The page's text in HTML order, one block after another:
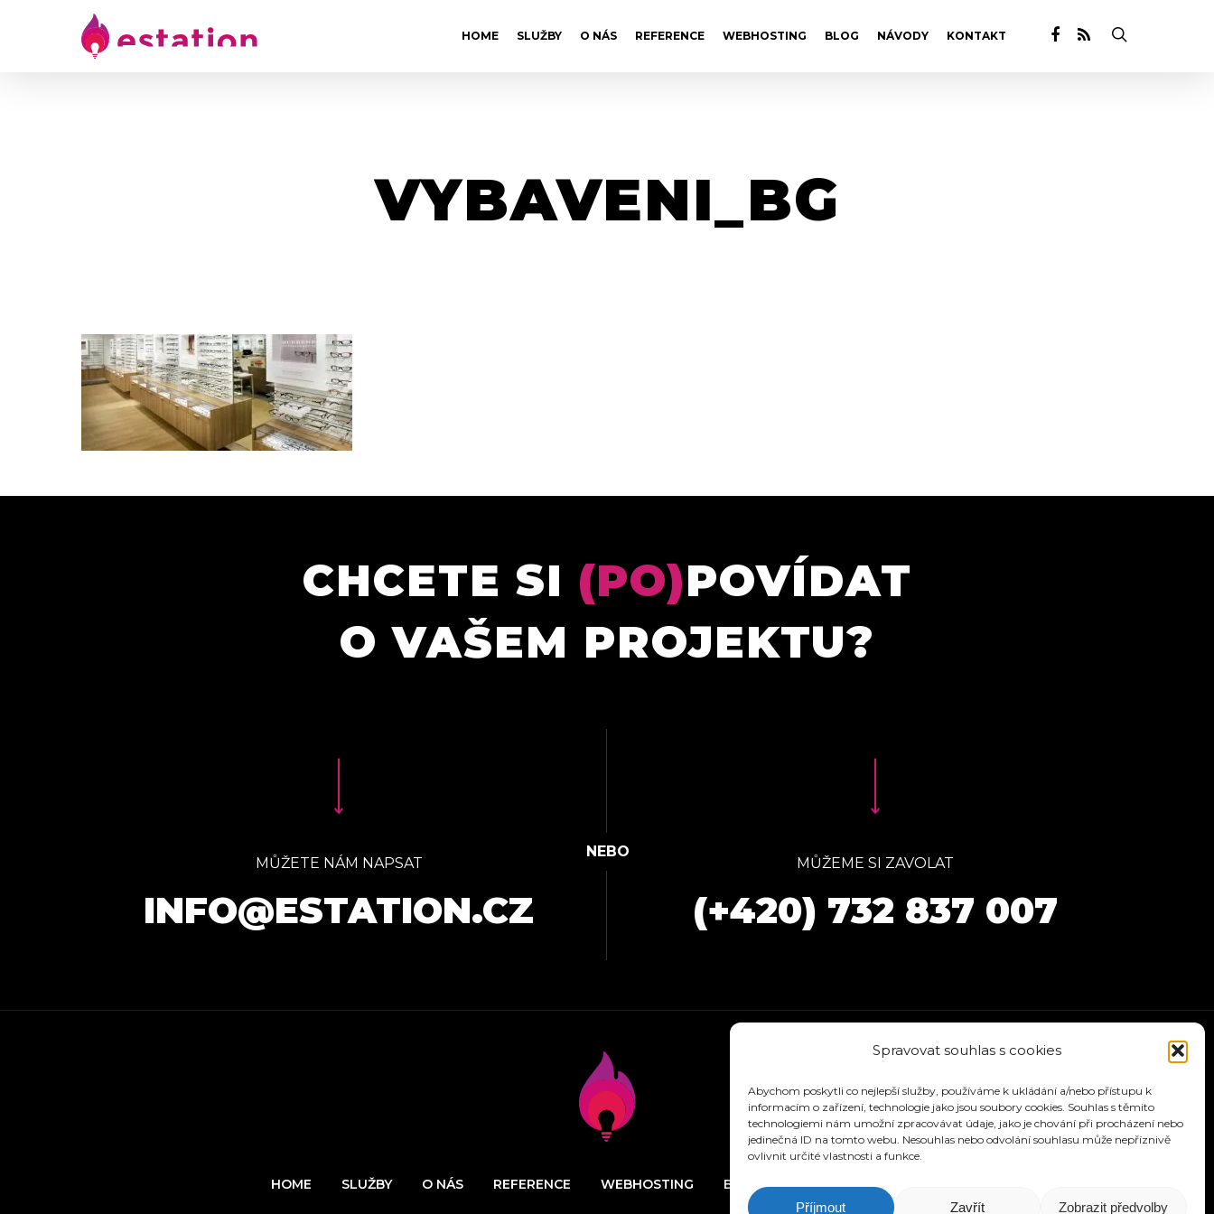
Spravovat souhlas s cookies
Abychom poskytli co nejlepší služby, používáme k ukládání a/nebo přístupu k
informacím o zařízení, technologie jako jsou soubory cookies. Souhlas s těmito
technologiemi nám umožní zpracovávat údaje, jako je chování při procházení nebo
jedinečná ID na tomto webu. Nesouhlas nebo odvolání souhlasu může nepříznivě
ovlivnit určité vlastnosti a funkce.
Příjmout Zavřít Zobrazit předvolby
HOME SLUŽBY O NÁS REFERENCE WEBHOSTING BLOG NÁVODY KONTAKT
VYBAVENI_BG
CHCETE SI (PO)POVÍDAT
O VAŠEM PROJEKTU?
MŮŽETE NÁM NAPSAT
INFO@ESTATION.CZ
MŮŽEME SI ZAVOLAT
(+420) 732 837 007
HOME SLUŽBY O NÁS REFERENCE WEBHOSTING BLOG NÁVODY KONTAKT